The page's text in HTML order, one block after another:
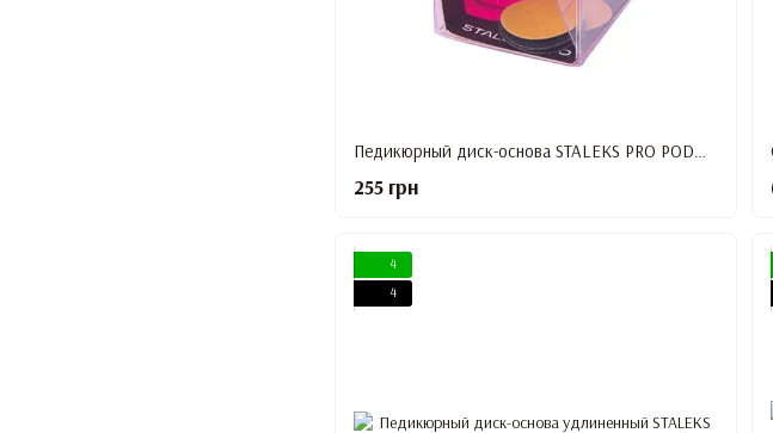
255 грн
4
4